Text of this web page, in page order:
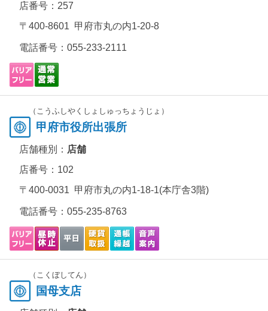
店番号：257
〒400-8601 甲府市丸の内1-20-8
電話番号： 055-233-2111
（こうふしやくしょしゅっちょうじょ）
甲府市役所出張所
店舗種別： 店舗
店番号：102
〒400-0031 甲府市丸の内1-18-1(本庁舎3階)
電話番号： 055-235-8763
（こくぼしてん）
国母支店